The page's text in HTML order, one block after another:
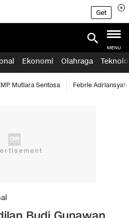
Get
MENU
Ekonomi Olahraga
Mutiara Sentosa Febrie Adriansyah